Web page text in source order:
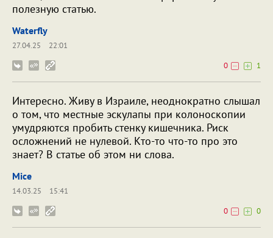
полезную статью.
Waterfly
27.04.25
22:01
0
1
Интересно. Живу в Израиле, неоднократно слышал
о том, что местные эскулапы при колоноскопии
умудряются пробить стенку кишечника. Риск
осложнений не нулевой. Кто-то что-то про это
знает? В статье об этом ни слова.
Mice
14.03.25
15:41
0
0